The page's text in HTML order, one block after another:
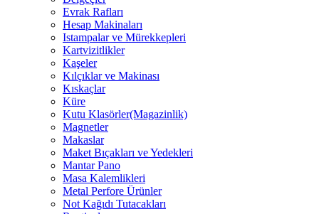
Evrak Rafları
Hesap Makinaları
Istampalar ve Mürekkepleri
Kartvizitlikler
Kaşeler
Kılçıklar ve Makinası
Kıskaçlar
Küre
Kutu Klasörler(Magazinlik)
Magnetler
Makaslar
Maket Bıçakları ve Yedekleri
Mantar Pano
Masa Kalemlikleri
Metal Perfore Ürünler
Not Kağıdı Tutacakları